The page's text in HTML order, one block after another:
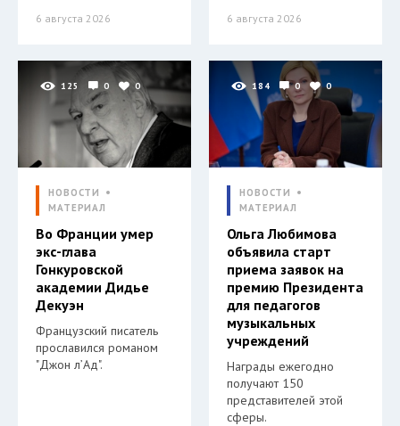
6 августа 2026 6 августа 2026
125 0 0
НОВОСТИ
МАТЕРИАЛ
Во Франции умер
экс-глава
Гонкуровской
академии Дидье
Декуэн
Французский писатель
прославился романом
"Джон л’Ад".
184 0 0
НОВОСТИ
МАТЕРИАЛ
Ольга Любимова
объявила старт
приема заявок на
премию Президента
для педагогов
музыкальных
учреждений
Награды ежегодно
получают 150
представителей этой
сферы.